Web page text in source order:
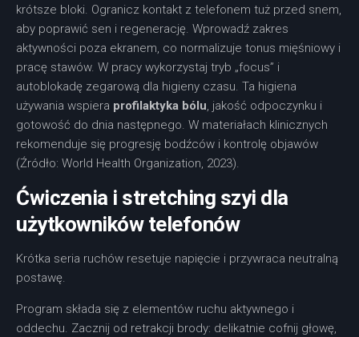
krótsze bloki. Ogranicz kontakt z telefonem tuż przed snem,
aby poprawić sen i regenerację. Wprowadź zakres
aktywności poza ekranem, co normalizuje tonus mięśniowy i
pracę stawów. W pracy wykorzystaj tryb „focus” i
autoblokadę zegarową dla higieny czasu. Ta higiena
używania wspiera profilaktyka bólu, jakość odpoczynku i
gotowość do dnia następnego. W materiałach klinicznych
rekomenduje się progresję bodźców i kontrolę objawów
(Źródło: World Health Organization, 2023).
Ćwiczenia i stretching szyi dla
użytkowników telefonów
Krótka seria ruchów resetuje napięcie i przywraca neutralną
postawę.
Program składa się z elementów ruchu aktywnego i
oddechu. Zacznij od retrakcji brody: delikatnie cofnij głowę,